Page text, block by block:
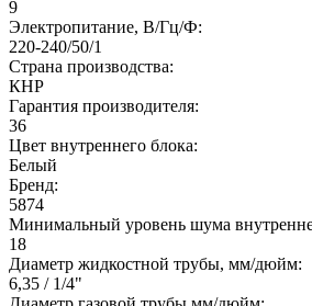
9
Электропитание, В/Гц/Ф:
220-240/50/1
Страна производства:
КНР
Гарантия производителя:
36
Цвет внутреннего блока:
Белый
Бренд:
5874
Минимальный уровень шума
18
Диаметр жидкостной трубы, мм/дюйм:
6,35 / 1/4"